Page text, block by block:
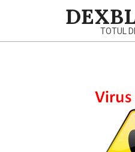
TOTUL